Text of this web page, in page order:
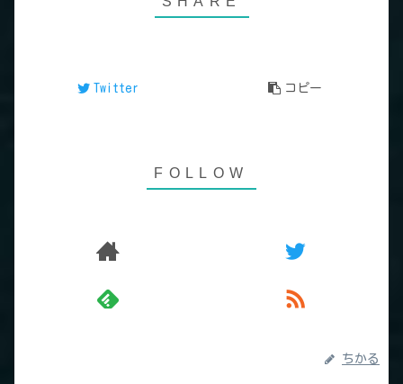
Twitter コピー
ちかる